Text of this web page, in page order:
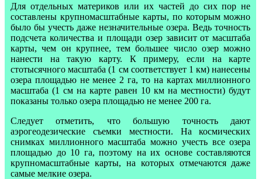
Для отдельных материков или их частей до сих пор не
составлены крупномасштабные карты, по которым можно
было бы учесть даже незначительные озера. Ведь точность
подсчета количества и площади озер зависит от масштаба
карты, чем он крупнее, тем большее число озер можно
нанести на такую карту. К примеру, если на карте
стотысячного масштаба (1 см соответствует 1 км) нанесены
озера площадью не менее 2 га, то на картах миллионного
масштаба (1 см на карте равен 10 км на местности) будут
показаны только озера площадью не менее 200 га.
Следует отметить, что большую точность дают
аэрогеодезические съемки местности. На космических
снимках миллионного масштаба можно учесть все озера
площадью до 10 га, поэтому на их основе составляются
крупномасштабные карты, на которых отмечаются даже
самые мелкие озера.